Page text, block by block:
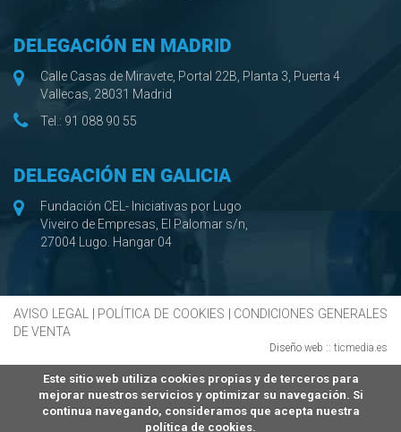
DELEGACIÓN EN MADRID
Calle Casas de Miravete, Portal 22B, Planta 3, Puerta 4
Vallecas, 28031 Madrid
Tel.: 91 088 90 55
DELEGACIÓN EN GALICIA
Fundación CEL- Iniciativas por Lugo
Viveiro de Empresas, El Palomar s/n,
27004 Lugo. Hangar 04
AVISO LEGAL| POLÍTICA DE COOKIES
CONDICIONES GENERALES
DE VENTA
Diseño web :: ticmedia.es
Este sitio web utiliza cookies propias y de terceros para
mejorar nuestros servicios y optimizar su navegación. Si
continua navegando, consideramos que acepta nuestra
política de cookies.